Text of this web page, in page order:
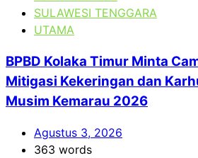
SULAWESI TENGGARA
UTAMA
BPBD Kolaka Timur Minta
Mitigasi Kekeringan dan
Musim Kemarau 2026
Agustus 3, 2026
363 words